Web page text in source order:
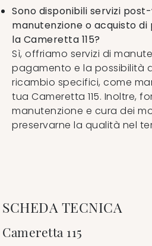
Sono disponibili servizi
manutenzione o acquisto
la Cameretta 115?
Sì, offriamo servizi di
pagamento e la possibilità
ricambio specifici, come
tua Cameretta 115. Inoltre,
manutenzione e cura dei
preservarne la qualità nel
SCHEDA TECNICA
Cameretta 115